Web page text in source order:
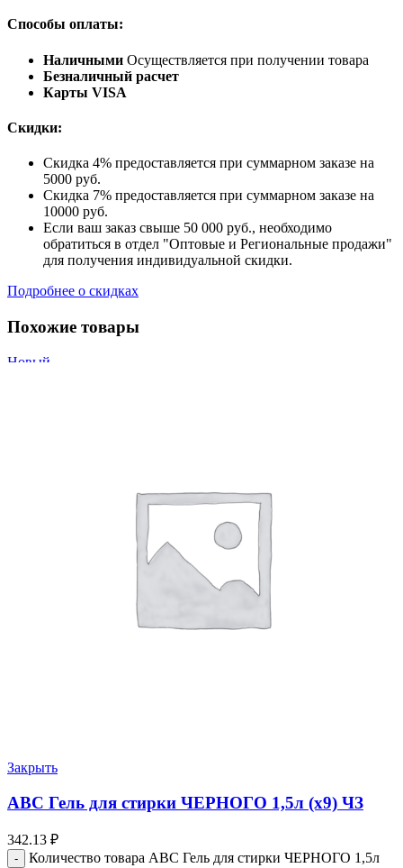
Способы оплаты:
Наличными Осуществляется при получении товара
Безналичный расчет
Карты VISA
Скидки:
Скидка 4% предоставляется при суммарном заказе на
5000 руб.
Скидка 7% предоставляется при суммарном заказе на
10000 руб.
Если ваш заказ свыше 50 000 руб., необходимо
обратиться в отдел "Оптовые и Региональные продажи"
для получения индивидуальной скидки.
Подробнее о скидках
Похожие товары
Новый
Закрыть
АВС Гель для стирки ЧЕРНОГО 1,5л (х9) ЧЗ
342.13 ₽
Количество товара АВС Гель для стирки ЧЕРНОГО 1,5л